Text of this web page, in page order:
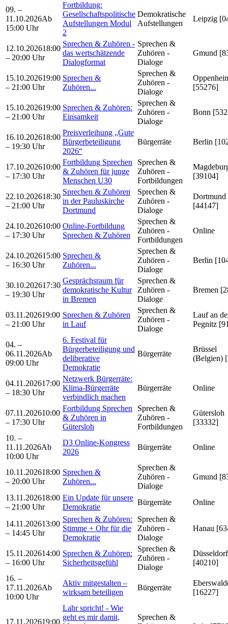
09. –
11.10.2026Ab
15:00 Uhr
Fortbildung:
Gesellschaftspolitische
Aufstellungen Modul
2
Demokratische
Aufstellungen
Leipzig
12.10.202618:00
– 20:00 Uhr
Sprechen & Zuhören -
das wertschätzende
Dialogformat
Sprechen &
Zuhören -
Dialoge
Gmund
15.10.202619:00
– 21:00 Uhr
Sprechen &
Zuhören...
Sprechen &
Zuhören -
Dialoge
[55276]
15.10.202619:00
– 21:00 Uhr
Sprechen & Zuhören:
Einsamkeit
Sprechen &
Zuhören -
Dialoge
Bonn
16.10.202618:00
– 19:30 Uhr
Preisverleihung „Gute
Bürgerbeteiligung
2026“
Bürgerräte Berlin
17.10.202610:00
– 17:30 Uhr
Fortbildung Sprechen
& Zuhören für junge
Menschen U30
Sprechen &
Zuhören -
Fortbildungen
[39104]
22.10.202618:30
– 21:00 Uhr
Sprechen & Zuhören
in der Pauluskirche
Dortmund
Sprechen &
Zuhören -
Dialoge
Dortmund
[44147]
24.10.202610:00
– 17:30 Uhr
Online-Fortbildung
Sprechen & Zuhören
Sprechen &
Zuhören -
Fortbildungen
Online
24.10.202615:00
– 16:30 Uhr
Sprechen &
Zuhören...
Sprechen &
Zuhören -
Dialoge
Berlin
30.10.202617:30
– 19:30 Uhr
Gesprächsraum für
demokratische Kultur
in Bremen
Sprechen &
Zuhören -
Dialoge
Bremen
03.11.202619:00
– 21:00 Uhr
Sprechen & Zuhören
in Lauf
Sprechen &
Zuhören -
Dialoge
Lauf an
Pegnitz
04. –
06.11.2026Ab
09:00 Uhr
6. Festival für
Bürgerbeteiligung und
deliberative
Demokratie
Bürgerräte
Brüssel
(Belgien)
04.11.202617:00
– 18:30 Uhr
Netzwerk Bürgerräte:
Klima-Bürgerräte
verbindlich machen
Bürgerräte Online
07.11.202610:00
– 17:30 Uhr
Fortbildung Sprechen
& Zuhören in
Gütersloh
Sprechen &
Zuhören -
Fortbildungen
Gütersloh
[33332]
10. –
11.11.2026Ab
10:00 Uhr
D3 Online-Kongress
2026
Bürgerräte Online
10.11.202618:00
– 20:00 Uhr
Sprechen &
Zuhören...
Sprechen &
Zuhören -
Dialoge
Gmund
13.11.202618:00
– 21:00 Uhr
Ein Update für unsere
Demokratie
Bürgerräte Online
14.11.202613:00
– 14:45 Uhr
Sprechen & Zuhören:
Stimme + Ohr für die
Demokratie
Sprechen &
Zuhören -
Dialoge
Hanau
15.11.202614:00
– 16:00 Uhr
Sprechen & Zuhören:
Sicherheitsgefühl
Sprechen &
Zuhören -
Dialoge
Düsseldorf
[40210]
16. –
17.11.2026Ab
10:00 Uhr
Aktiv mitgestalten –
wirksam beteiligen
Bürgerräte
[16227]
17.11.202619:00
Lahr spricht! - Wie
geht es mir damit,
Sprechen &